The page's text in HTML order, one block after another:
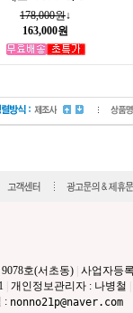
178,000원↓
163,000원
호(서초동) 사업자등
개인정보관리자 : 나병철
: nonno21p@naver.com